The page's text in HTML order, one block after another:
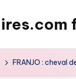
FRANJO : cheval